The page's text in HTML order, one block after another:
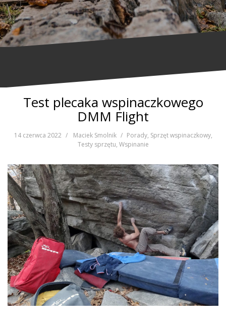
Test plecaka wspinaczkowego
DMM Flight
14 czerwca 2022 Maciek Smolnik Porady, Sprzęt wspinaczkowy,
Testy sprzętu, Wspinanie